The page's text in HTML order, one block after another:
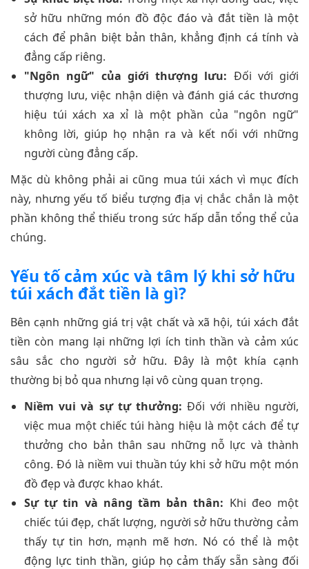
sở hữu những món đồ độc đáo và đắt tiền là một
cách để phân biệt bản thân, khẳng định cá tính và
đẳng cấp riêng.
"Ngôn ngữ" của giới thượng lưu: Đối với giới
thượng lưu, việc nhận diện và đánh giá các thương
hiệu túi xách xa xỉ là một phần của "ngôn ngữ"
không lời, giúp họ nhận ra và kết nối với những
người cùng đẳng cấp.
Mặc dù không phải ai cũng mua túi xách vì mục đích
này, nhưng yếu tố biểu tượng địa vị chắc chắn là một
phần không thể thiếu trong sức hấp dẫn tổng thể của
chúng.
Yếu tố cảm xúc và tâm lý khi sở hữu
túi xách đắt tiền là gì?
Bên cạnh những giá trị vật chất và xã hội, túi xách đắt
tiền còn mang lại những lợi ích tinh thần và cảm xúc
sâu sắc cho người sở hữu. Đây là một khía cạnh
thường bị bỏ qua nhưng lại vô cùng quan trọng.
Niềm vui và sự tự thưởng: Đối với nhiều người,
việc mua một chiếc túi hàng hiệu là một cách để tự
thưởng cho bản thân sau những nỗ lực và thành
công. Đó là niềm vui thuần túy khi sở hữu một món
đồ đẹp và được khao khát.
Sự tự tin và nâng tầm bản thân: Khi đeo một
chiếc túi đẹp, chất lượng, người sở hữu thường cảm
thấy tự tin hơn, mạnh mẽ hơn. Nó có thể là một
động lực tinh thần, giúp họ cảm thấy sẵn sàng đối